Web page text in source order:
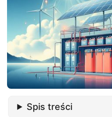
Spis treści